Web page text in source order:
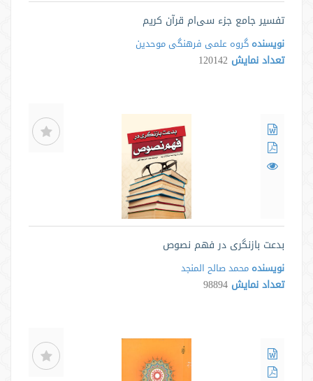
تفسیر جامع جزء سی‌ام قرآن کریم
نویسنده گروه علمی فرهنگی موحدین
تعداد نمایش 120142
بدعت بازنگری در فهم نصوص
نویسنده محمد صالح المنجد
تعداد نمایش 98894